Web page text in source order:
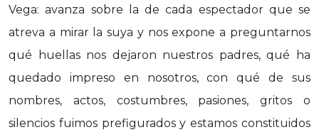
Vega: avanza sobre la de cada espectador que se
atreva a mirar la suya y nos expone a preguntarnos
qué huellas nos dejaron nuestros padres, qué ha
quedado impreso en nosotros, con qué de sus
nombres, actos, costumbres, pasiones, gritos o
silencios fuimos prefigurados y estamos constituidos